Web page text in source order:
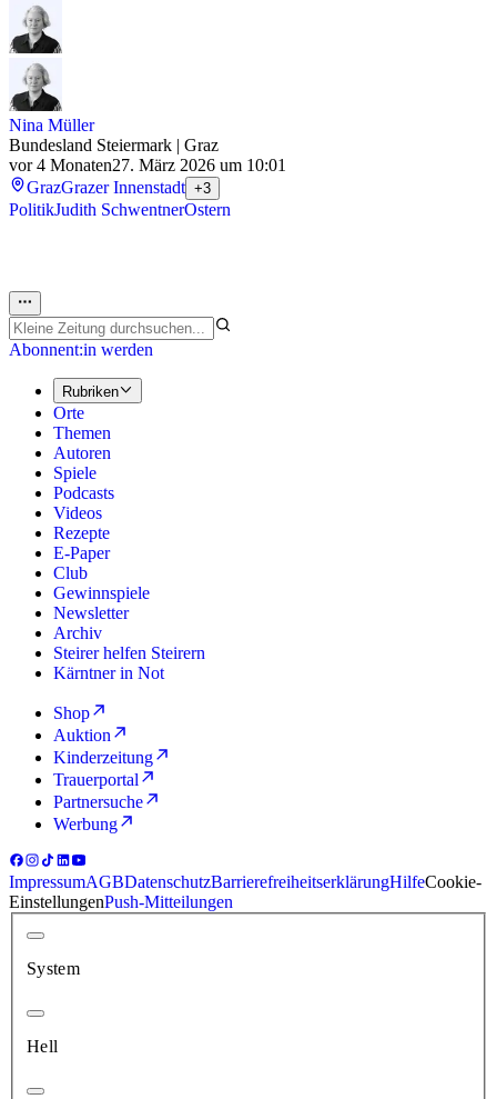
Nina Müller
Bundesland Steiermark | Graz
vor 4 Monaten27. März 2026 um 10:01
GrazGrazer Innenstadt +3
PolitikJudith SchwentnerOstern
Abonnent:in werden
Rubriken
Orte
Themen
Autoren
Spiele
Podcasts
Videos
Rezepte
E-Paper
Club
Gewinnspiele
Newsletter
Archiv
Steirer helfen Steirern
Kärntner in Not
Shop
Auktion
Kinderzeitung
Trauerportal
Partnersuche
Werbung
ImpressumAGBDatenschutzBarrierefreiheitserklärungHilfeCookie-
EinstellungenPush-Mitteilungen
System
Hell